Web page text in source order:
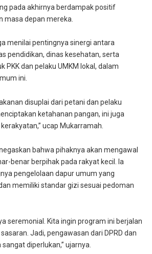
pada akhirnya berdampak positif
masa depan mereka.
menilai pentingnya sinergi antara
pendidikan, dinas kesehatan, serta
PKK dan pelaku UMKM lokal, dalam
ini.
disuplai dari petani dan pelaku
ketahanan pangan, ini juga
ucap Mukarramah.
bahwa pihaknya akan mengawal
benar berpihak pada rakyat kecil. Ia
pengelolaan dapur umum yang
memiliki standar gizi sesuai pedoman
seremonial. Kita ingin program ini berjalan
Jadi, pengawasan dari DPRD dan
diperlukan,” ujarnya.